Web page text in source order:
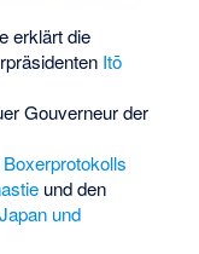
erklärt die
Itō
Gouverneur der
Boxerprotokolls
und den
und